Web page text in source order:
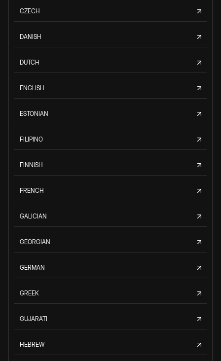
CZECH
DANISH
DUTCH
ENGLISH
ESTONIAN
FILIPINO
FINNISH
FRENCH
GALICIAN
GEORGIAN
GERMAN
GREEK
GUJARATI
HEBREW